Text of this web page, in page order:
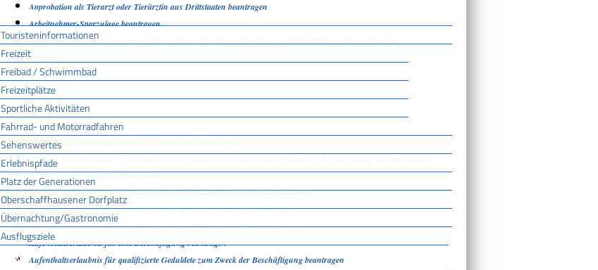
Tourismus
Touristeninformationen
Freizeit
Freibad / Schwimmbad
Freizeitplätze
Sportliche Aktivitäten
Fahrrad- und Motorradfahren
Sehenswertes
Erlebnispfade
Platz der Generationen
Oberschaffhausener Dorfplatz
Übernachtung/Gastronomie
Ausflugsziele
FFW
Approbation als Tierarzt oder Tierärztin aus Drittstaaten beantragen
Arbeitnehmer-Sparzulage beantragen
Arbeitsplätze in Radonvorsorgegebieten oder in einer Arbeitsumgebung mit erhöhter Radonkonzentration
anmelden
Arbeitsplatzsuche im Anschluss an Aufenthalte im Bundesgebiet
Architektenliste - Eintragung beantragen
Architektenliste - Eintragung einer Gesellschaft beantragen
Arzt, Zahnarzt, Apotheker, Psychologischer Psychotherapeut, Kinder- und Jugendlichenpsychotherapeut mit
ausländischer Berufsausbildung – Approbation beantragen
Ärztliche Untersuchung von jugendlichen Auszubildenden und Berufsanfängern - Bescheinigung vorlegen lassen
Arztregister - Eintragung beantragen
Aufenthaltserlaubnis für Arbeitnehmer aus Drittstaaten - ICT-Karte beantragen
Aufenthaltserlaubnis für Au-pair-Beschäftigte (Nicht-EU/EWR) beantragen
Aufenthaltserlaubnis für Drittstaatsangehörige - Mobiler-ICT-Karte beantragen
Aufenthaltserlaubnis für eine Beschäftigung beantragen
Aufenthaltserlaubnis für qualifizierte Geduldete zum Zweck der Beschäftigung beantragen